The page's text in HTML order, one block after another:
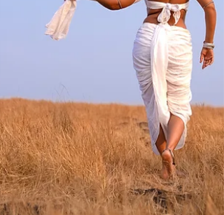
स्वतःसाठी वापरू शकतो किंवा बासरीतून सुंदर संगीत निर्माण करू
शकतो. परंतु त्